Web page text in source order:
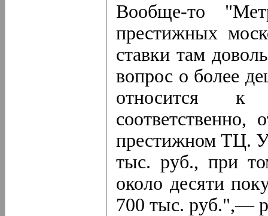
Вообще-то
престижных
ставки там
вопрос о более
относится к
престижном ТЦ. У
тыс. руб., при
около десяти
700 тыс. руб.",—